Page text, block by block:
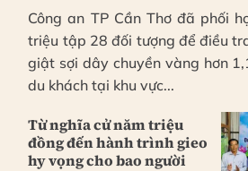
Công an TP Cần Thơ đã phối
triệu tập 28 đối tượng để điều
giật sợi dây chuyền vàng hơn
du khách tại khu vực...
Từ nghĩa cử năm triệu
đồng đến hành trình gieo
hy vọng cho bao người